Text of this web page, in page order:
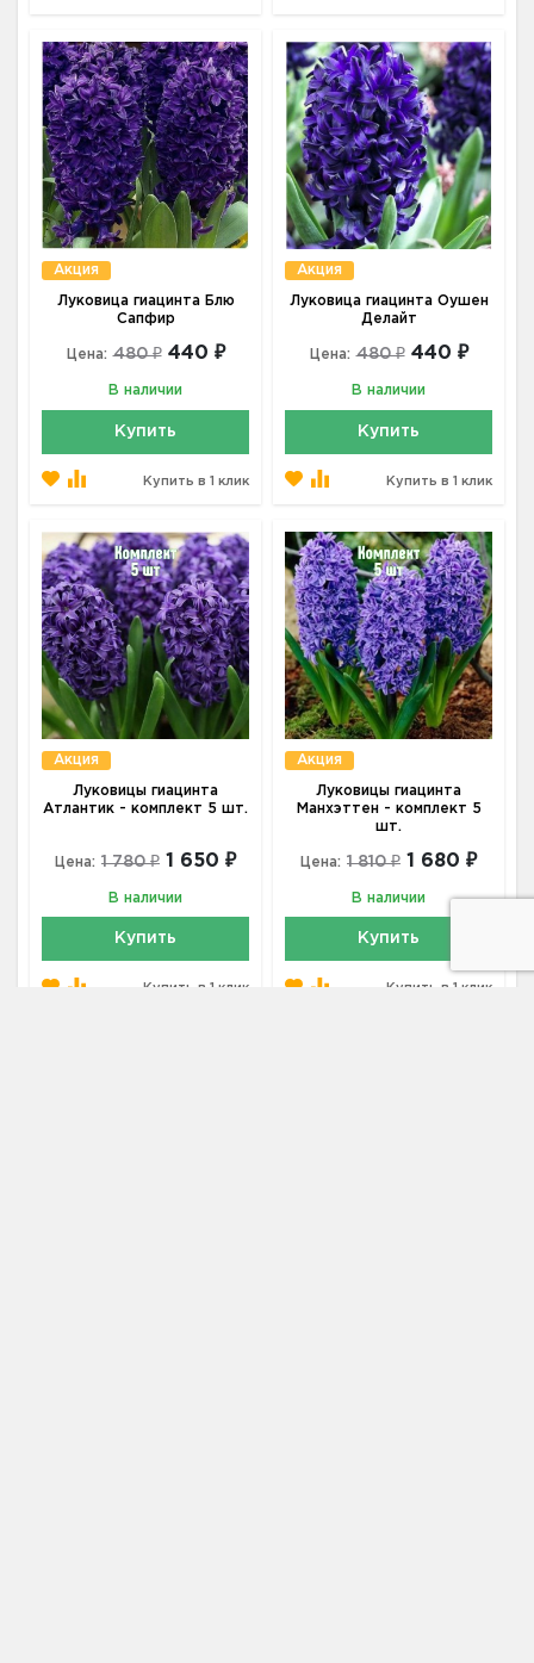
Акция
Луковица гиацинта Блю
Сапфир
Цена: 480 ₽ 440 ₽
В наличии
Купить
Купить в 1 клик
Акция
Луковица гиацинта Оушен
Делайт
Цена: 480 ₽ 440 ₽
В наличии
Купить
Купить в 1 клик
Акция
Луковицы гиацинта
Атлантик - комплект 5 шт.
Цена: 1 780 ₽ 1 650 ₽
В наличии
Купить
Купить в 1 клик
Акция
Луковицы гиацинта
Манхэттен - комплект 5
шт.
Цена: 1 810 ₽ 1 680 ₽
В наличии
Купить
Купить в 1 клик